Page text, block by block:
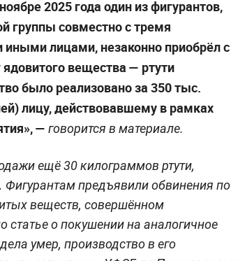
2025 года один из фигурантов,
группы совместно с тремя
лицами, незаконно приобрёл с
вещества — ртути
было реализовано за 350 тыс.
лицу, действовавшему в рамках
— говорится в материале.
ещё 30 килограммов ртути,
предъявили обвинения по
веществ, совершённом
статье о покушении на аналогичное
умер, производство в его